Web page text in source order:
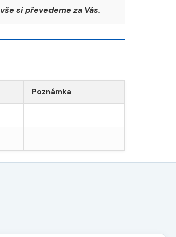
vše si převedeme za Vás.
Poznámka